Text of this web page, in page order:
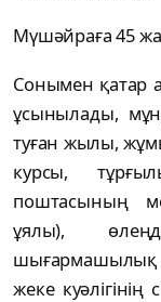
Мүшәйраға 45
Сонымен қатар
ұсынылады,
туған жылы,
курсы,
поштасының
ұялы),
шығармашылық
жеке куәлігінің